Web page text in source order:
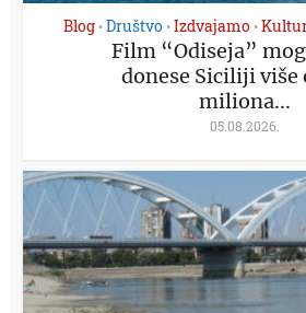
Blog • Društvo • Izdvajamo •
Film “Odiseja”
donese Siciliji više
miliona...
05.08.2026.